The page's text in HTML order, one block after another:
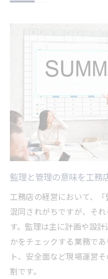
監理と管理の意味を工務
工務店の経営において、
混同されがちですが、そ
す。監理は主に計画や設
かをチェックする業務で
ト、安全面など現場運営
割です。